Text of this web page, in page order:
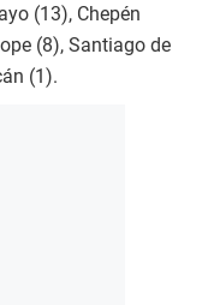
(13), Chepén
(8), Santiago de
(1).